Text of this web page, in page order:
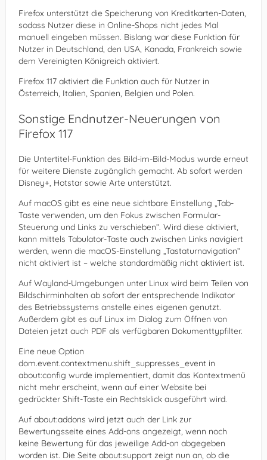
Firefox unterstützt die Speicherung von Kreditkarten-Daten,
sodass Nutzer diese in Online-Shops nicht jedes Mal
manuell eingeben müssen. Bislang war diese Funktion für
Nutzer in Deutschland, den USA, Kanada, Frankreich sowie
dem Vereinigten Königreich aktiviert.
Firefox 117 aktiviert die Funktion auch für Nutzer in
Österreich, Italien, Spanien, Belgien und Polen.
Sonstige Endnutzer-Neuerungen von
Firefox 117
Die Untertitel-Funktion des Bild-im-Bild-Modus wurde erneut
für weitere Dienste zugänglich gemacht. Ab sofort werden
Disney+, Hotstar sowie Arte unterstützt.
Auf macOS gibt es eine neue sichtbare Einstellung „Tab-
Taste verwenden, um den Fokus zwischen Formular-
Steuerung und Links zu verschieben“. Wird diese aktiviert,
kann mittels Tabulator-Taste auch zwischen Links navigiert
werden, wenn die macOS-Einstellung „Tastaturnavigation“
nicht aktiviert ist – welche standardmäßig nicht aktiviert ist.
Auf Wayland-Umgebungen unter Linux wird beim Teilen von
Bildschirminhalten ab sofort der entsprechende Indikator
des Betriebssystems anstelle eines eigenen genutzt.
Außerdem gibt es auf Linux im Dialog zum Öffnen von
Dateien jetzt auch PDF als verfügbaren Dokumenttypfilter.
Eine neue Option
dom.event.contextmenu.shift_suppresses_event in
about:config wurde implementiert, damit das Kontextmenü
nicht mehr erscheint, wenn auf einer Website bei
gedrückter Shift-Taste ein Rechtsklick ausgeführt wird.
Auf about:addons wird jetzt auch der Link zur
Bewertungsseite eines Add-ons angezeigt, wenn noch
keine Bewertung für das jeweilige Add-on abgegeben
worden ist. Die Seite about:support zeigt nun an, ob die